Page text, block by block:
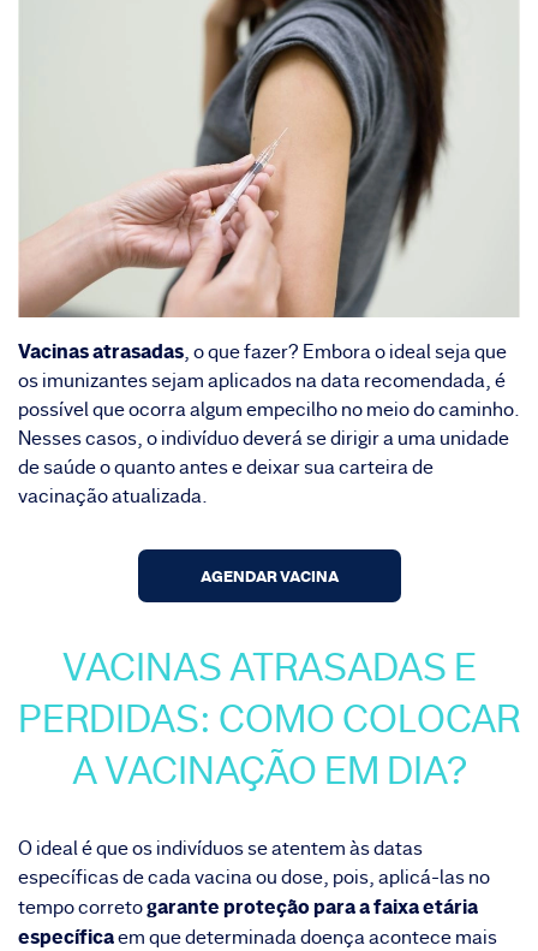
Vacinas atrasadas, o que fazer? Embora o ideal seja que
os imunizantes sejam aplicados na data recomendada, é
possível que ocorra algum empecilho no meio do caminho.
Nesses casos, o indivíduo deverá se dirigir a uma unidade
de saúde o quanto antes e deixar sua carteira de
vacinação atualizada.
AGENDAR VACINA
VACINAS ATRASADAS E
PERDIDAS: COMO COLOCAR
A VACINAÇÃO EM DIA?
O ideal é que os indivíduos se atentem às datas
específicas de cada vacina ou dose, pois, aplicá-las no
tempo corretogarante proteção para a faixa etária
específicaem que determinada doença acontece mais